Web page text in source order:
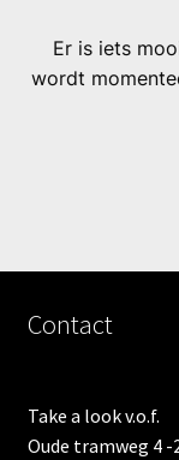
Er is iets
wordt
Contact
Take a look v.o.f.
Oude tramweg 4 -